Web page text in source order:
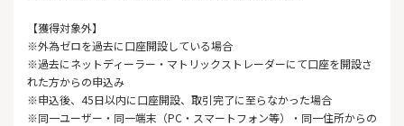
【獲得対象外】
※外為ゼロを過去に口座開設している場合
※過去にネットディーラー・マトリックストレーダーにて口座を開設さ
れた方からの申込み
※申込後、45日以内に口座開設、取引完了に至らなかった場合
※同一ユーザー・同一端末（PC・スマートフォン等）・同一住所からの